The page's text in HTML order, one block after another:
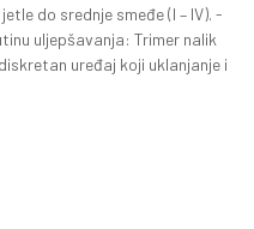
do srednje smeđe (I – IV). -
uljepšavanja: Trimer nalik
uređaj koji uklanjanje i